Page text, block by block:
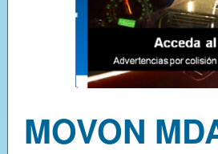
MOVON